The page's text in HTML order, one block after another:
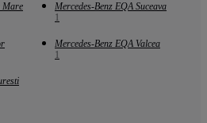
Mare
Mercedes-Benz EQA Suceava
1
Mercedes-Benz EQA Valcea
1